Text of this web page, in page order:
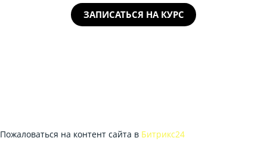
ЗАПИСАТЬСЯ НА КУРС
Пожаловаться на контент cайта в Битрикс24